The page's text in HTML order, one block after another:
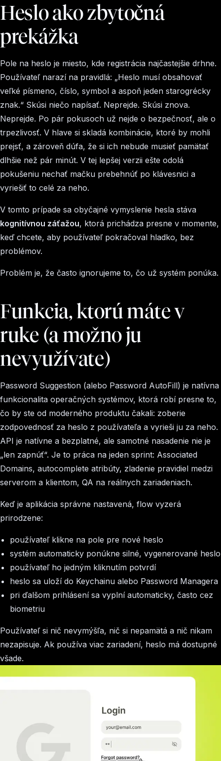
Heslo ako zbytočná
prekážka
Pole na heslo je miesto, kde registrácia najčastejšie drhne.
Používateľ narazí na pravidlá: „Heslo musí obsahovať
veľké písmeno, číslo, symbol a aspoň jeden starogrécky
znak.“ Skúsi niečo napísať. Neprejde. Skúsi znova.
Neprejde. Po pár pokusoch už nejde o bezpečnosť, ale o
trpezlivosť. V hlave si skladá kombinácie, ktoré by mohli
prejsť, a zároveň dúfa, že si ich nebude musieť pamätať
dlhšie než pár minút. V tej lepšej verzii ešte odolá
pokušeniu nechať mačku prebehnúť po klávesnici a
vyriešiť to celé za neho.
V tomto prípade sa obyčajné vymyslenie hesla stáva
kognitívnou záťažou, ktorá prichádza presne v momente,
keď chcete, aby používateľ pokračoval hladko, bez
problémov.
Problém je, že často ignorujeme to, čo už systém ponúka.
Funkcia, ktorú máte v
ruke (a možno ju
nevyužívate)
Password Suggestion (alebo Password AutoFill) je natívna
funkcionalita operačných systémov, ktorá robí presne to,
čo by ste od moderného produktu čakali: zoberie
zodpovednosť za heslo z používateľa a vyrieši ju za neho.
API je natívne a bezplatné, ale samotné nasadenie nie je
„len zapnúť“. Je to práca na jeden sprint: Associated
Domains, autocomplete atribúty, zladenie pravidiel medzi
serverom a klientom, QA na reálnych zariadeniach.
Keď je aplikácia správne nastavená, flow vyzerá
prirodzene:
používateľ klikne na pole pre nové heslo
systém automaticky ponúkne silné, vygenerované heslo
používateľ ho jedným kliknutím potvrdí
heslo sa uloží do Keychainu alebo Password Managera
pri ďalšom prihlásení sa vyplní automaticky, často cez
biometriu
Používateľ si nič nevymýšľa, nič si nepamätá a nič nikam
nezapisuje. Ak používa viac zariadení, heslo má dostupné
všade.